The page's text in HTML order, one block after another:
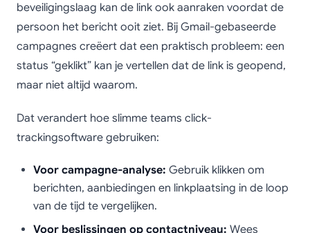
beveiligingslaag kan de link ook aanraken voordat de
persoon het bericht ooit ziet. Bij Gmail-gebaseerde
campagnes creëert dat een praktisch probleem: een
status “geklikt” kan je vertellen dat de link is geopend,
maar niet altijd waarom.
Dat verandert hoe slimme teams click-
trackingsoftware gebruiken:
Voor campagne-analyse: Gebruik klikken om
berichten, aanbiedingen en linkplaatsing in de loop
van de tijd te vergelijken.
Voor beslissingen op contactniveau: Wees